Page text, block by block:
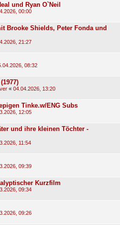
und Ryan O`Neil
00:00
Brooke Shields, Peter Fonda und
21:27
08:32
« 04.04.2026, 13:20
Tinke.w/ENG Subs
12:05
und ihre kleinen Töchter -
11:54
09:39
Kurzfilm
09:34
09:26